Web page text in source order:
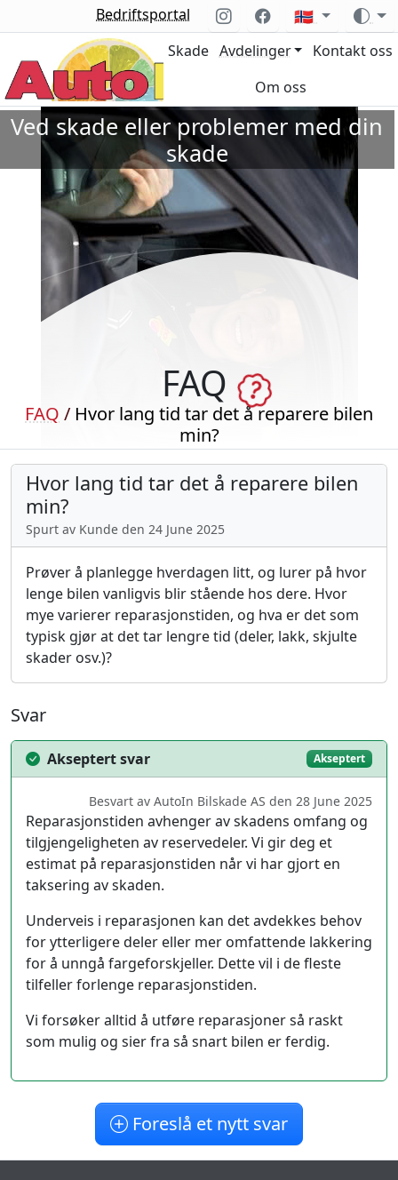
Bedriftsportal 🇳🇴
Skade Avdelinger
Kontakt oss
Om oss
Ved skade eller problemer med din
skade
FAQ
FAQ / Hvor lang tid tar det å reparere bilen
min?
Hvor lang tid tar det å reparere bilen
min?
Spurt av Kunde den 24 June 2025
Prøver å planlegge hverdagen litt, og lurer på hvor
lenge bilen vanligvis blir stående hos dere. Hvor
mye varierer reparasjonstiden, og hva er det som
typisk gjør at det tar lengre tid (deler, lakk, skjulte
skader osv.)?
Svar
Akseptert svar Akseptert
Besvart av AutoIn Bilskade AS den 28 June 2025
Reparasjonstiden avhenger av skadens omfang og
tilgjengeligheten av reservedeler. Vi gir deg et
estimat på reparasjonstiden når vi har gjort en
taksering av skaden.
Underveis i reparasjonen kan det avdekkes behov
for ytterligere deler eller mer omfattende lakkering
for å unngå fargeforskjeller. Dette vil i de fleste
tilfeller forlenge reparasjonstiden.
Vi forsøker alltid å utføre reparasjoner så raskt
som mulig og sier fra så snart bilen er ferdig.
Foreslå et nytt svar